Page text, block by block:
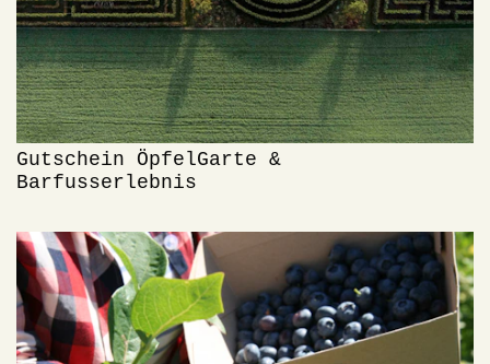
Gutschein ÖpfelGarte &
Barfusserlebnis